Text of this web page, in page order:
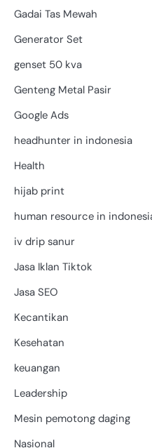
Gadai Tas Mewah
Generator Set
genset 50 kva
Genteng Metal Pasir
Google Ads
headhunter in indonesia
Health
hijab print
human resource in
iv drip sanur
Jasa Iklan Tiktok
Jasa SEO
Kecantikan
Kesehatan
keuangan
Leadership
Mesin pemotong daging
Nasional